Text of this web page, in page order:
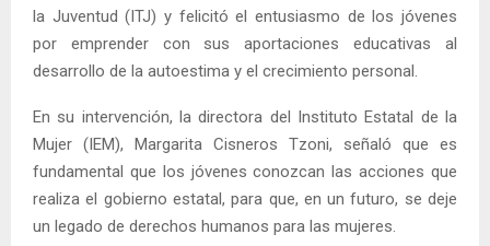
la Juventud (ITJ) y felicitó el entusiasmo de los jóvenes
por emprender con sus aportaciones educativas al
desarrollo de la autoestima y el crecimiento personal.
En su intervención, la directora del Instituto Estatal de la
Mujer (IEM), Margarita Cisneros Tzoni, señaló que es
fundamental que los jóvenes conozcan las acciones que
realiza el gobierno estatal, para que, en un futuro, se deje
un legado de derechos humanos para las mujeres.